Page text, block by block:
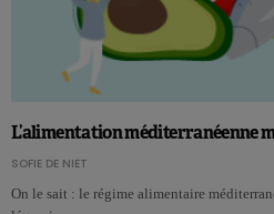
L’alimentation méditerranéenne
SOFIE DE NIET
On le sait : le régime alimentaire